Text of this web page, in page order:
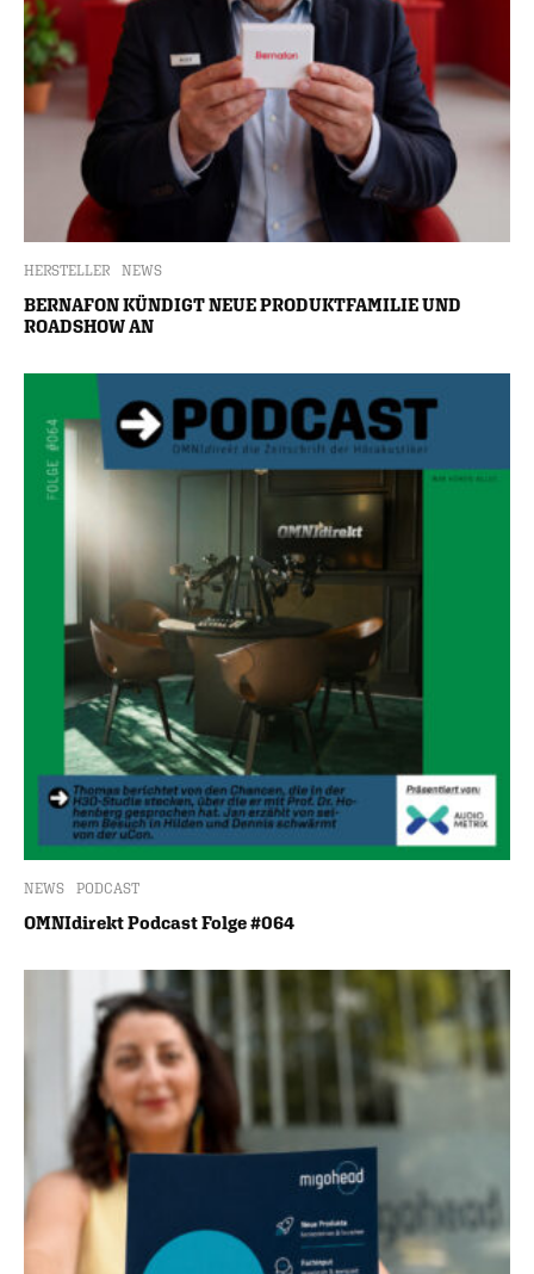
HERSTELLER NEWS
BERNAFON KÜNDIGT NEUE PRODUKTFAMILIE UND
ROADSHOW AN
NEWS PODCAST
OMNIdirekt Podcast Folge #064